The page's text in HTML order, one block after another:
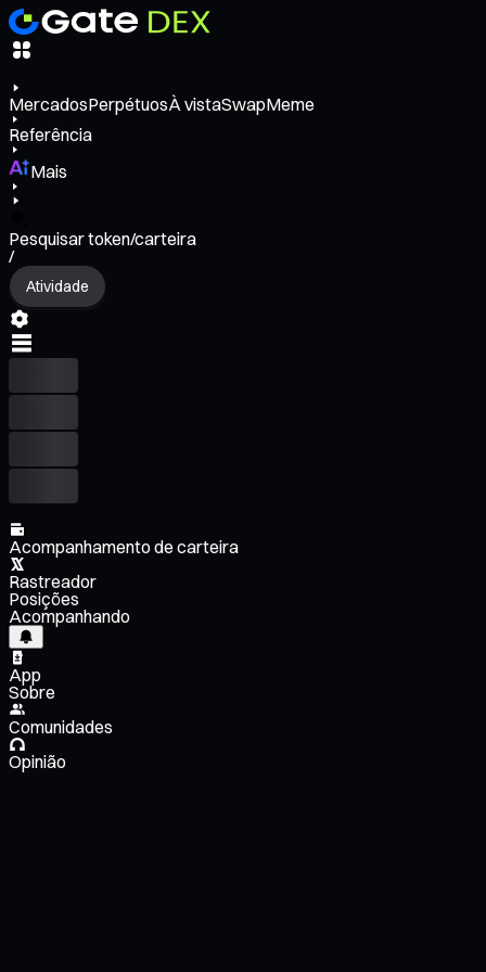
MercadosPerpétuosÀ vistaSwapMeme
Referência
Mais
Pesquisar token/carteira
/
Atividade
Acompanhamento de carteira
Rastreador
Posições
Acompanhando
App
Sobre
Comunidades
Opinião